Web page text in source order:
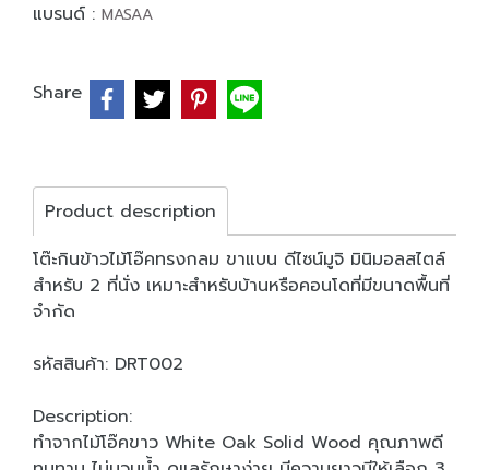
แบรนด์ : MASAA
Share
Product description
โต๊ะกินข้าวไม้โอ๊คทรงกลม ขาแบน ดีไซน์มูจิ มินิมอลสไตล์
สำหรับ 2 ที่นั่ง เหมาะสำหรับบ้านหรือคอนโดที่มีขนาดพื้นที่
จำกัด
รหัสสินค้า: DRT002
Description:
ทำจากไม้โอ๊คขาว White Oak Solid Wood คุณภาพดี